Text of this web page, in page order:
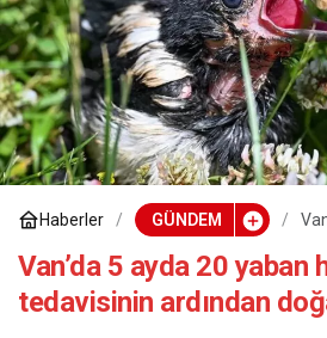
Haberler GÜNDEM
Van’da 5 ayda 20 yaban
tedavisinin ardından